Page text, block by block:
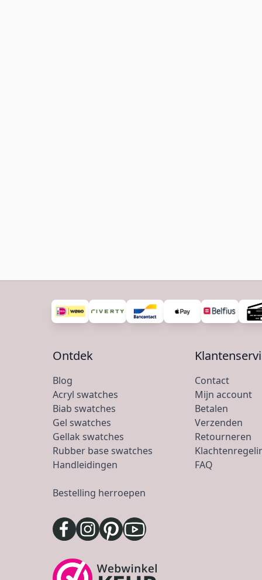
Ontdek
Blog
Acryl swatches
Biab swatches
Gel swatches
Gellak swatches
Rubber base swatches
Handleidingen
Bestelling herroepen
Contact
Mijn account
Betalen
Verzenden
Retourneren
FAQ